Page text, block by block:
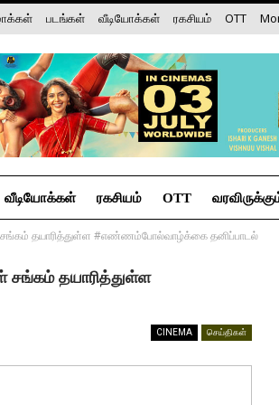
படங்கள் வீடியோக்கள் ரகசியம் OTT
வீடியோக்கள் ரகசியம் OTT
சங்கம் தயாரித்துள்ள #எண்ணம்போல்வாழ்க்கை தனிப்பாடல்
சங்கம் தயாரித்துள்ள
CINEMA செய்திகள்